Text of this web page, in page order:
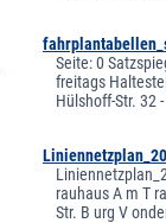
Seite: 0
freitags
Hülshoff-Str. 32
rauhaus A m T
Str. B urg V